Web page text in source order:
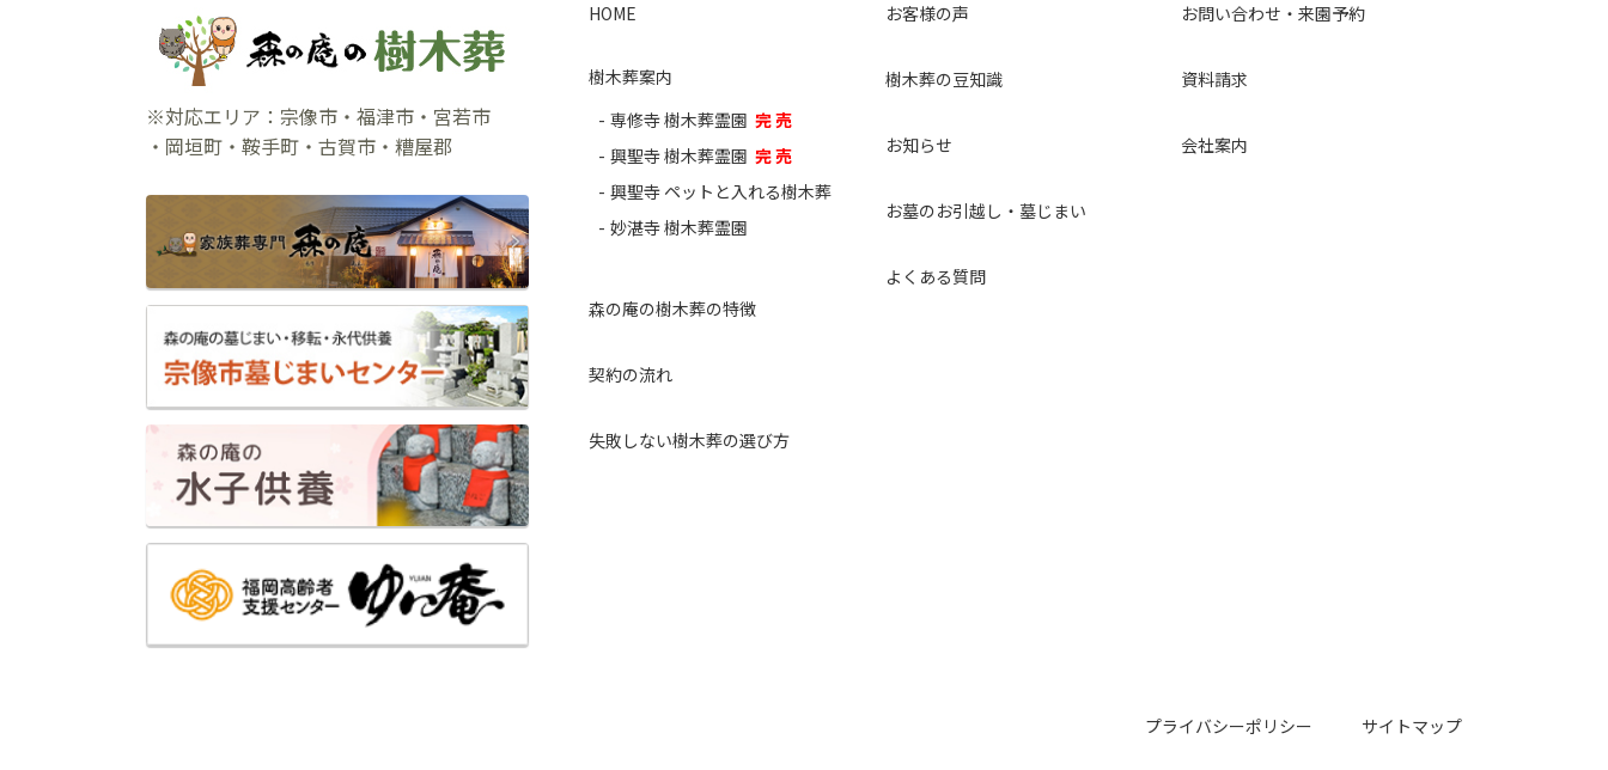
HOME
樹木葬案内
専修寺 樹木葬霊園 完 売
興聖寺 樹木葬霊園 完 売
興聖寺 ペットと入れる樹木葬
妙湛寺 樹木葬霊園
森の庵の樹木葬の特徴
契約の流れ
失敗しない樹木葬の選び方
お客様の声
樹木葬の豆知識
お知らせ
お墓のお引越し・墓じまい
よくある質問
お問い合わせ・来園予約
資料請求
会社案内
※対応エリア：宗像市・福津市・宮若市
・岡垣町・鞍手町・古賀市・糟屋郡
プライバシーポリシー サイトマップ